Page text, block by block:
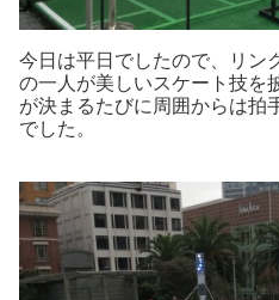
今日は平日でしたので、リン
の一人が美しいスケート技を
が決まるたびに周囲からは拍
でした。